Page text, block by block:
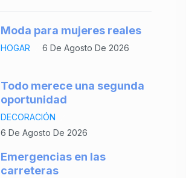
Moda para mujeres reales
HOGAR 6 De Agosto De 2026
Todo merece una segunda
oportunidad
DECORACIÓN
6 De Agosto De 2026
Emergencias en las
carreteras